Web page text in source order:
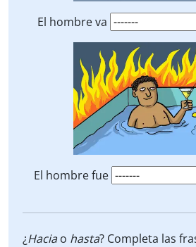
El hombre va
El hombre fue
¿Haciao hasta? Completa las